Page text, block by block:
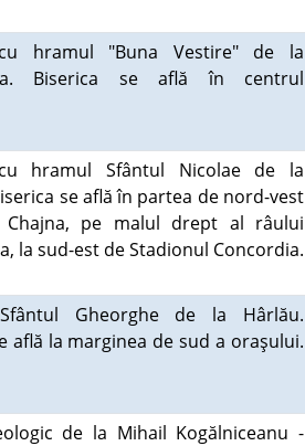
hramul "Buna Vestire" de la
Biserica se află în centrul
hramul Sfântul Nicolae de la
se află în partea de nord-vest
pe malul drept al râului
la sud-est de Stadionul Concordia.
Gheorghe de la Hârlău.
află la marginea de sud a oraşului.
de la Mihail Kogălniceanu -